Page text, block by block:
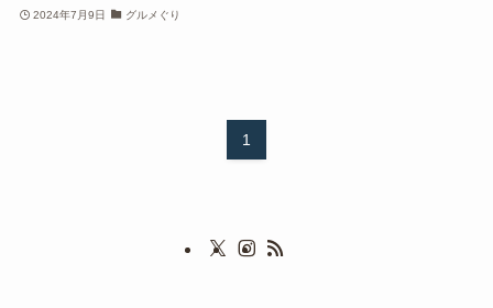
2024年7月9日 グルメぐり
1